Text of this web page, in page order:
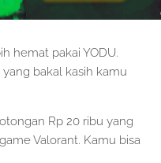
hemat pakai YODU.
bakal kasih kamu
Rp 20 ribu yang
Valorant. Kamu bisa